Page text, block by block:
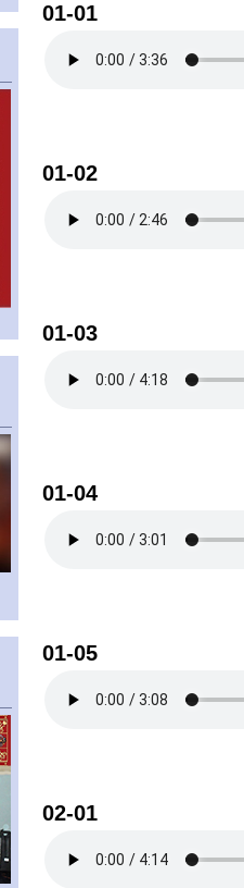
01-01
01-02
01-03
01-04
01-05
02-01